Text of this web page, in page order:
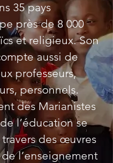
35 pays
près de 8 000
et religieux. Son
aussi de
professeurs,
personnels.
des Marianistes
l’éducation se
des œuvres
l’enseignement